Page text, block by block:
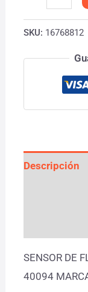
SKU: 16768812
Descripción
SENSOR DE
40094